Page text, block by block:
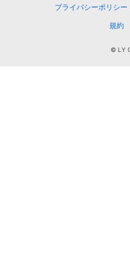
プライバシーポリシー
規約
© LY